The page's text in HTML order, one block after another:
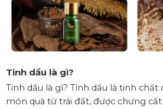
Tinh dầu là gì?
Tinh dầu là gì? Tinh dầu là tinh
món quà từ trái đất, được chưng